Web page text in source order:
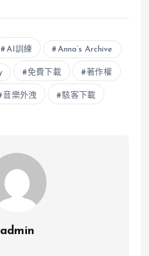
AI訓練 Anna’s Archive
免費下載 著作權
音樂外洩 駭客下載
admin